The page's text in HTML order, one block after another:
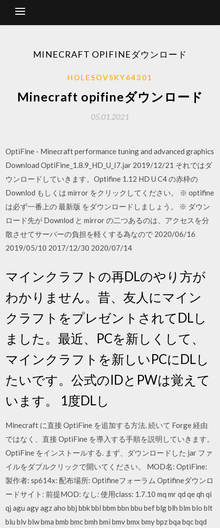
MINECRAFT OPIFINEダウンロード
HOLESOVSKY64301
Minecraft opifineダウンロード
05.01.2021
OptiFine - Minecraft performance tuning and advanced graphics
Download OptiFine_1.8.9_HD_U_I7.jar 2019/12/21 それではダ
ウンロードしていきます。Optifine 1.12 HD U C4 の赤枠の
Downlod もしくは mirror をクリックしてください。 ※ optifine
は必ず一番上の 最新版 をダウンロードしましょう。 ※ ダウン
ロード先が Downlod と mirror の二つあるのは、アクセスを分
散させてサーバーの負担を軽くする為なので 2020/06/16
2019/05/10 2017/12/30 2020/07/14
マインクラフトの再DLのやり方が
わかりません。昔、友人にマイン
クラフトをプレゼントされてDLし
ました。最近、PCを新しくして、
マインクラフトを新しいPCにDLし
たいです。公式のIDとPWは覚えて
います。 1度DLし
Minecraft に直接 OptiFine を追加する方法. 続いて Forge 経由
ではなく、直接 OptiFine を導入する手順を説明していきます。
OptiFine をインストールする. まず、ダウンロードした jar ファ
イルをダブルクリックで開いてください。 MOD名: OptiFine:
製作者: sp614x: 配布場所: Optifineフォーラム Optifineダウンロ
ードサイト: 前提MOD: なし: 使用class: 1.7.10 mq mr qd qe qh qi
qj agu agy agz aho bbj bbk bbl bbm bbn bbu bef blg blh blm blo blt
blu blv blw bma bmb bmc bmh bmi bmv bmx bmy bpz bqa bqc bqd